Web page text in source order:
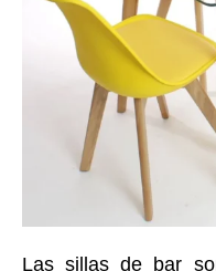
Las sillas de bar